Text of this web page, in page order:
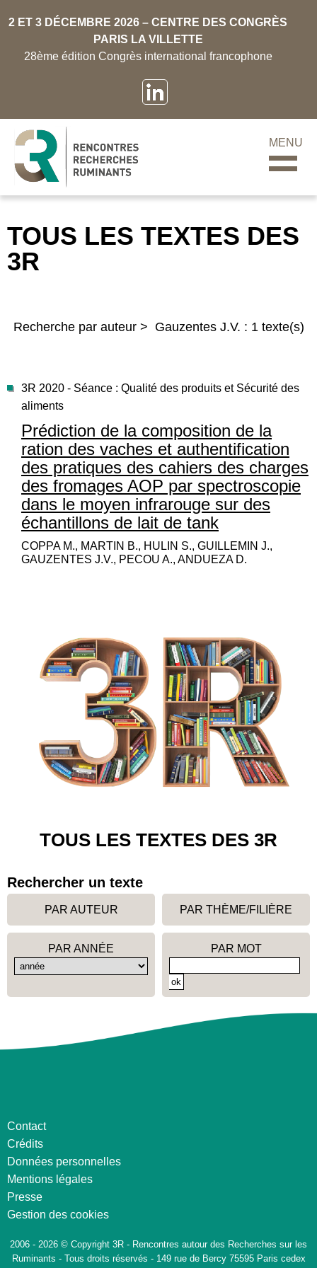
2 ET 3 DÉCEMBRE 2026 – CENTRE DES CONGRÈS
PARIS LA VILLETTE
28ème édition Congrès international francophone
MENU
TOUS LES TEXTES DES
3R
Recherche par auteur > Gauzentes J.V. : 1 texte(s)
3R 2020 - Séance : Qualité des produits et Sécurité des
aliments
Prédiction de la composition de la
ration des vaches et authentification
des pratiques des cahiers des charges
des fromages AOP par spectroscopie
dans le moyen infrarouge sur des
échantillons de lait de tank
COPPA M., MARTIN B., HULIN S., GUILLEMIN J.,
GAUZENTES J.V., PECOU A., ANDUEZA D.
TOUS LES TEXTES DES 3R
Rechercher un texte
PAR AUTEUR PAR THÈME/FILIÈRE
PAR ANNÉE PAR MOT
Contact
Crédits
Données personnelles
Mentions légales
Presse
Gestion des cookies
2006 - 2026 © Copyright 3R - Rencontres autour des Recherches sur les
Ruminants - Tous droits réservés - 149 rue de Bercy 75595 Paris cedex